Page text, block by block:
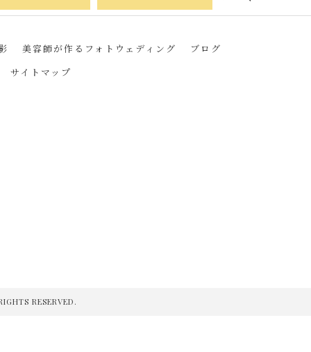
美容師が作るフォトウェディング
ブログ
サイトマップ
RESERVED.